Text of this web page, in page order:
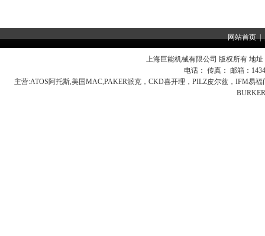
网站首页|
上海巨能机械有限公司 版权所有 地
电话： 传真： 邮箱：
主营:ATOS阿托斯,美国MAC,PAKER派克，CKD喜开理，PILZ皮尔兹，IFM易